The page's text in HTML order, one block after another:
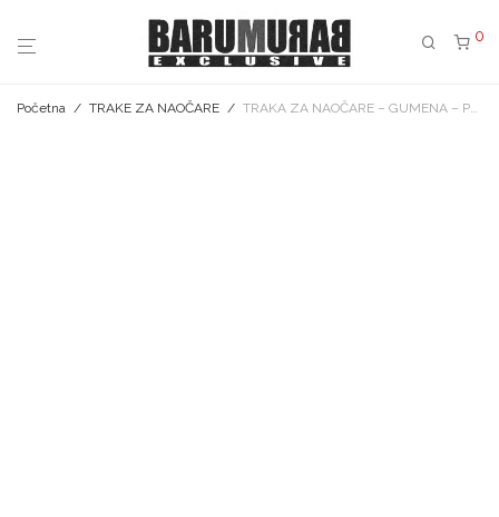
0
Početna / TRAKE ZA NAOČARE / TRAKA ZA NAOČARE – GUMENA – PROVIDNO PLAVA